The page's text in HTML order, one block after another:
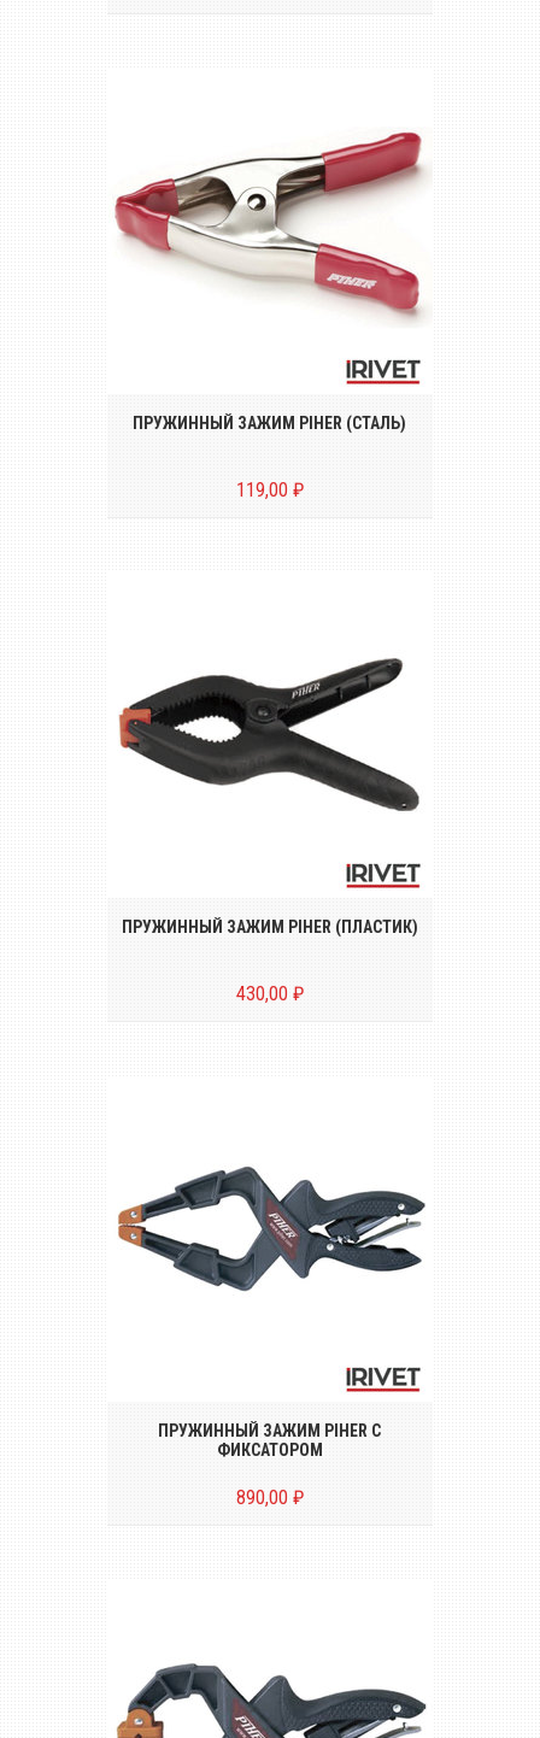
прижимным усилием от 5 до 28 кг.
ПРУЖИННЫЙ ЗАЖИМ PIHER (СТАЛЬ)
119,00 ₽
Пластиковые пружинные зажимы Piher.
ПРУЖИННЫЙ ЗАЖИМ PIHER (ПЛАСТИК)
430,00 ₽
ПРУЖИННЫЙ ЗАЖИМ PIHER С
ФИКСАТОРОМ
890,00 ₽